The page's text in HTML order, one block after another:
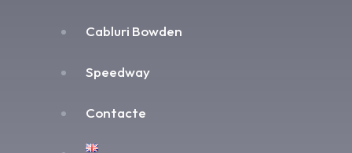
Cabluri Bowden
Speedway
Contacte